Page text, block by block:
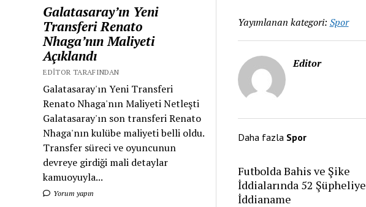
Galatasaray’ın Yeni
Transferi Renato
Nhaga’nın Maliyeti
Açıklandı
EDITOR TARAFINDAN
Galatasaray'ın Yeni Transferi
Renato Nhaga'nın Maliyeti Netleşti
Galatasaray'ın son transferi Renato
Nhaga'nın kulübe maliyeti belli oldu.
Transfer süreci ve oyuncunun
devreye girdiği mali detaylar
kamuoyuyla...
Yorum yapın
Yayımlanan kategori: Spor
Editor
Daha fazla Spor
Futbolda Bahis ve Şike
İddialarında 52 Şüpheliye
İddianame